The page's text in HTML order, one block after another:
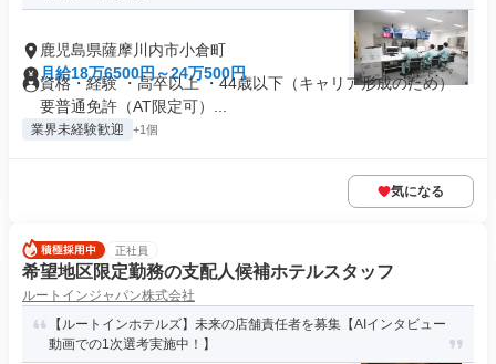
鹿児島県薩摩川内市小倉町
月給18万6500円～24万500円
資格・経験 ・高卒以上 ・44歳以下（キャリア形成のため） ・
要普通免許（AT限定可）...
業界未経験歓迎 +1個
気になる
正社員
希望地区限定勤務の支配人候補ホテルスタッフ
ルートインジャパン株式会社
【ルートインホテルズ】未来の店舗責任者を募集【AIインタビュー
動画での1次選考実施中！】